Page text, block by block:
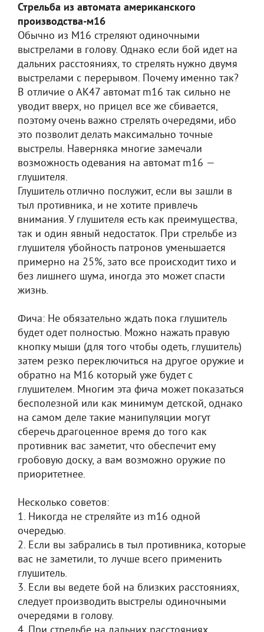
Стрельба из автомата американского
производства-м16
Обычно из M16 стреляют одиночными
выстрелами в голову. Однако если бой идет на
дальних расстояниях, то стрелять нужно двумя
выстрелами с перерывом. Почему именно так?
В отличие о АК47 автомат m16 так сильно не
уводит вверх, но прицел все же сбивается,
поэтому очень важно стрелять очередями, ибо
это позволит делать максимально точные
выстрелы. Наверняка многие замечали
возможность одевания на автомат m16 —
глушителя.
Глушитель отлично послужит, если вы зашли в
тыл противника, и не хотите привлечь
внимания. У глушителя есть как преимущества,
так и один явный недостаток. При стрельбе из
глушителя убойность патронов уменьшается
примерно на 25%, зато все происходит тихо и
без лишнего шума, иногда это может спасти
жизнь.
Фича: Не обязательно ждать пока глушитель
будет одет полностью. Можно нажать правую
кнопку мыши (для того чтобы одеть, глушитель)
затем резко переключиться на другое оружие и
обратно на M16 который уже будет с
глушителем. Многим эта фича может показаться
бесполезной или как минимум детской, однако
на самом деле такие манипуляции могут
сберечь драгоценное время до того как
противник вас заметит, что обеспечит ему
гробовую доску, а вам возможно оружие по
приоритетнее.
Несколько советов:
1. Никогда не стреляйте из m16 одной
очередью.
2. Если вы забрались в тыл противника, которые
вас не заметили, то лучше всего применить
глушитель.
3. Если вы ведете бой на близких расстояниях,
следует производить выстрелы одиночными
очередями в голову.